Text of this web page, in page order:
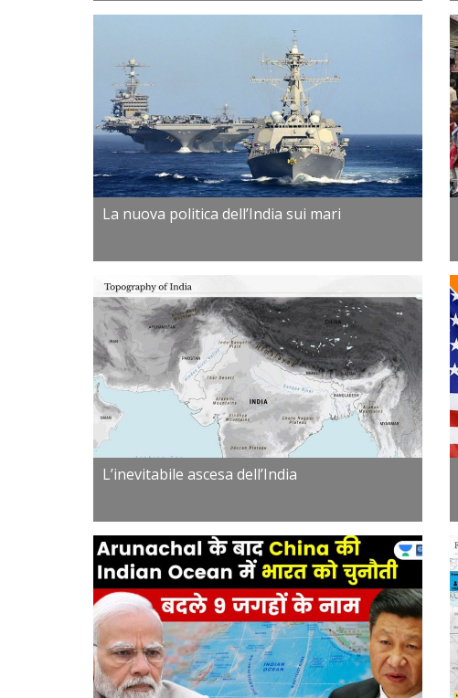
La nuova politica dell’India sui mari
L’inevitabile ascesa dell’India